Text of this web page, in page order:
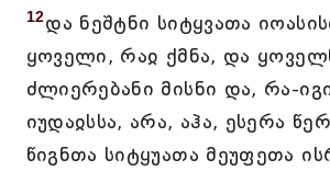
12და ნეშტნი სიტყვათა
ყოველი, რაჲ ქმნა, და
ძლიერებანი მისნი და, რა-
იუდაჲსსა, არა, აჰა, ესერა
წიგნთა სიტყუათა მეუფეთა